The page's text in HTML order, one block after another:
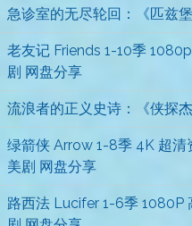
急诊室的无尽轮回：《匹兹
老友记 Friends 1-10季
剧 网盘分享
流浪者的正义史诗：《侠探
绿箭侠 Arrow 1-8季 4K 超清
美剧 网盘分享
路西法 Lucifer 1-6季 1080P